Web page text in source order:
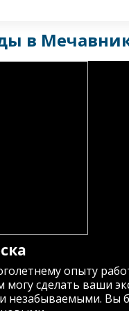
в
опыту
могу сделать ваши
незабываемыми. Вы